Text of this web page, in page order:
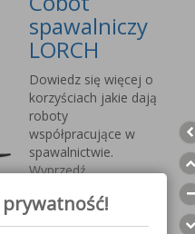
spawalniczy
LORCH
Dowiedz się więcej o
korzyściach jakie dają
roboty
współpracujące w
spawalnictwie.
Wyprzedź
nadchodzącym
wyzwaniom.